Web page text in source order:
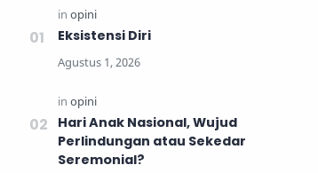
Eksistensi Diri
Hari Anak Nasional, Wujud
Perlindungan atau Sekedar
Seremonial?